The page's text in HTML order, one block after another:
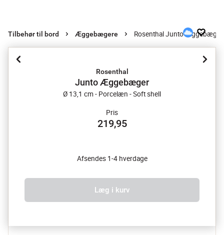
Tilbehør til bord Æggebægere Rosenthal Junto Æggebæger
Rosenthal
Junto Æggebæger
Ø 13,1 cm - Porcelæn - Soft shell
Pris
219,95
Afsendes 1-4 hverdage
Læg i kurv